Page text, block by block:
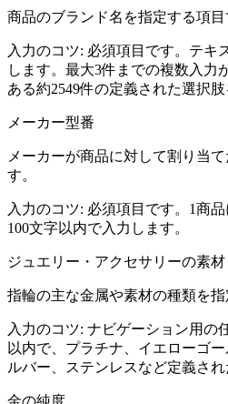
商品のブランド名を指定する項目
入力のコツ: 必須項目です。テキ
します。最大3件までの複数入力
ある約2549件の定義された選択肢
メーカー型番
メーカーが商品に対して割り当
す。
入力のコツ: 必須項目です。1商
100文字以内で入力します。
ジュエリー・アクセサリーの素材
指輪の主な金属や素材の種類を指
入力のコツ: ナビゲーション用の
以内で、プラチナ、イエローゴ
ルバー、ステンレスなど定義さ